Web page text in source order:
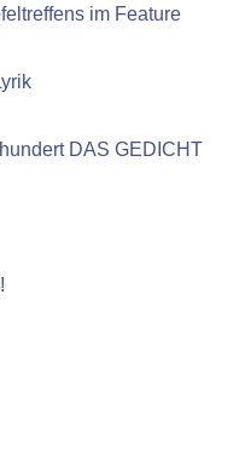
im Feature
DAS GEDICHT